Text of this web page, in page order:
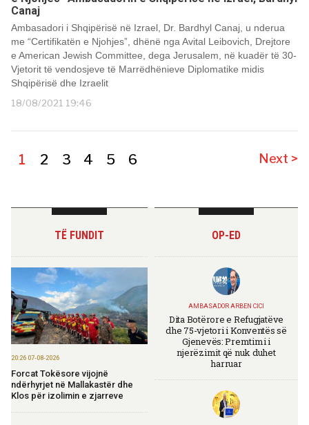
Canaj
Ambasadori i Shqipërisë në Izrael, Dr. Bardhyl Canaj, u nderua
me “Certifikatën e Njohjes”, dhënë nga Avital Leibovich, Drejtore
e American Jewish Committee, dega Jerusalem, në kuadër të 30-
Vjetorit të vendosjeve të Marrëdhënieve Diplomatike midis
Shqipërisë dhe Izraelit
18/08/2021 19:46
1 2 3 4 5 6 Next >
TË FUNDIT
20:26 07-08-2026
Forcat Tokësore vijojnë
ndërhyrjet në Mallakastër dhe
Klos për izolimin e zjarreve
OP-ED
AMBASADOR ARBEN CICI
Dita Botërore e Refugjatëve
dhe 75-vjetori i Konventës së
Gjenevës: Premtimi i
njerëzimit që nuk duhet
harruar